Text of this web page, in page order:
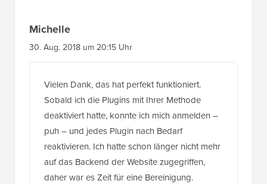
Michelle
30. Aug. 2018 um 20:15 Uhr
Vielen Dank, das hat perfekt funktioniert.
Sobald ich die Plugins mit Ihrer Methode
deaktiviert hatte, konnte ich mich anmelden –
puh – und jedes Plugin nach Bedarf
reaktivieren. Ich hatte schon länger nicht mehr
auf das Backend der Website zugegriffen,
daher war es Zeit für eine Bereinigung.